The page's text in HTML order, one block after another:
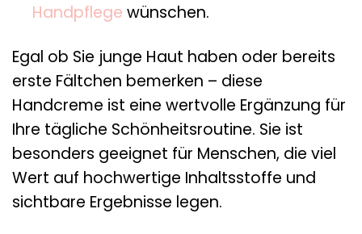
Handpflege wünschen.
Egal ob Sie junge Haut haben oder bereits
erste Fältchen bemerken – diese
Handcreme ist eine wertvolle Ergänzung für
Ihre tägliche Schönheitsroutine. Sie ist
besonders geeignet für Menschen, die viel
Wert auf hochwertige Inhaltsstoffe und
sichtbare Ergebnisse legen.